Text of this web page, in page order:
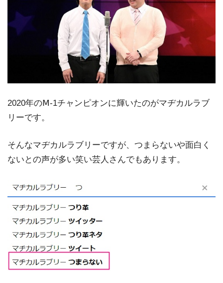
2020年のⅯ-1チャンピオンに輝いたのがマヂカルラブ
リーです。
そんなマヂカルラブリーですが、つまらないや面白く
ないとの声が多い笑い芸人さんでもあります。